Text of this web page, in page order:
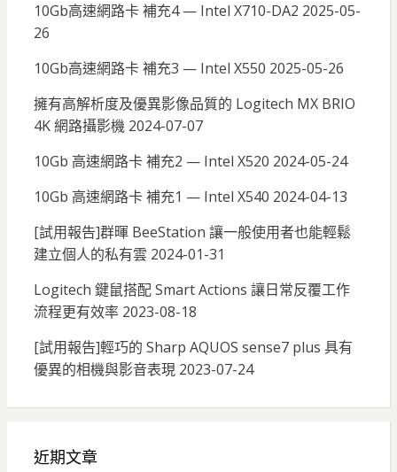
10Gb高速網路卡 補充4 — Intel X710-DA2 2025-05-
26
10Gb高速網路卡 補充3 — Intel X550 2025-05-26
擁有高解析度及優異影像品質的 Logitech MX BRIO
4K 網路攝影機 2024-07-07
10Gb 高速網路卡 補充2 — Intel X520 2024-05-24
10Gb 高速網路卡 補充1 — Intel X540 2024-04-13
[試用報告]群暉 BeeStation 讓一般使用者也能輕鬆
建立個人的私有雲 2024-01-31
Logitech 鍵鼠搭配 Smart Actions 讓日常反覆工作
流程更有效率 2023-08-18
[試用報告]輕巧的 Sharp AQUOS sense7 plus 具有
優異的相機與影音表現 2023-07-24
近期文章